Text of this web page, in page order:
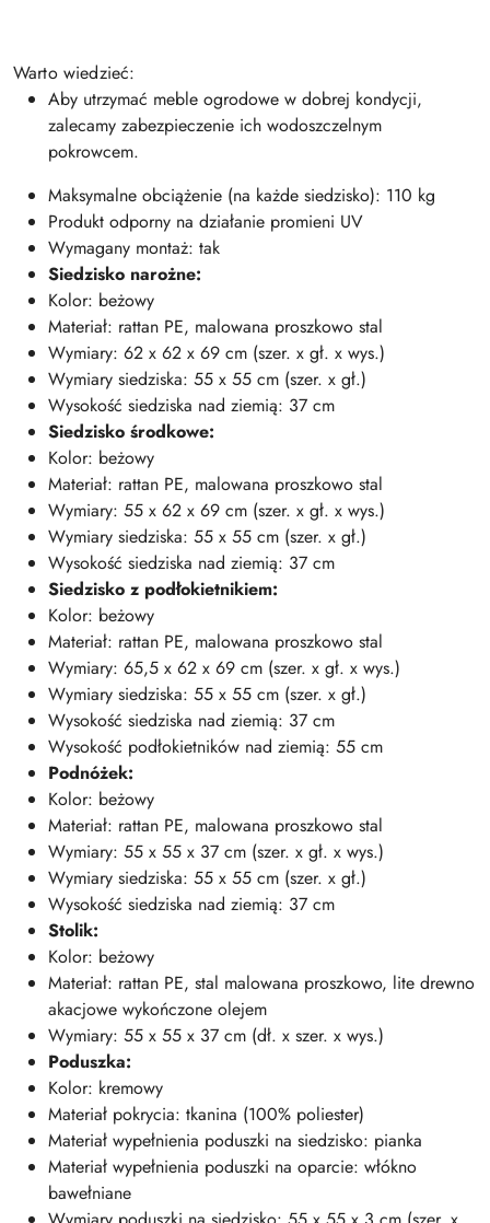
Warto wiedzieć:
Aby utrzymać meble ogrodowe w dobrej kondycji,
zalecamy zabezpieczenie ich wodoszczelnym
pokrowcem.
Maksymalne obciążenie (na każde siedzisko): 110 kg
Produkt odporny na działanie promieni UV
Wymagany montaż: tak
Siedzisko narożne:
Kolor: beżowy
Materiał: rattan PE, malowana proszkowo stal
Wymiary: 62 x 62 x 69 cm (szer. x gł. x wys.)
Wymiary siedziska: 55 x 55 cm (szer. x gł.)
Wysokość siedziska nad ziemią: 37 cm
Siedzisko środkowe:
Kolor: beżowy
Materiał: rattan PE, malowana proszkowo stal
Wymiary: 55 x 62 x 69 cm (szer. x gł. x wys.)
Wymiary siedziska: 55 x 55 cm (szer. x gł.)
Wysokość siedziska nad ziemią: 37 cm
Siedzisko z podłokietnikiem:
Kolor: beżowy
Materiał: rattan PE, malowana proszkowo stal
Wymiary: 65,5 x 62 x 69 cm (szer. x gł. x wys.)
Wymiary siedziska: 55 x 55 cm (szer. x gł.)
Wysokość siedziska nad ziemią: 37 cm
Wysokość podłokietników nad ziemią: 55 cm
Podnóżek:
Kolor: beżowy
Materiał: rattan PE, malowana proszkowo stal
Wymiary: 55 x 55 x 37 cm (szer. x gł. x wys.)
Wymiary siedziska: 55 x 55 cm (szer. x gł.)
Wysokość siedziska nad ziemią: 37 cm
Stolik:
Kolor: beżowy
Materiał: rattan PE, stal malowana proszkowo, lite drewno
akacjowe wykończone olejem
Wymiary: 55 x 55 x 37 cm (dł. x szer. x wys.)
Poduszka:
Kolor: kremowy
Materiał pokrycia: tkanina (100% poliester)
Materiał wypełnienia poduszki na siedzisko: pianka
Materiał wypełnienia poduszki na oparcie: włókno
bawełniane